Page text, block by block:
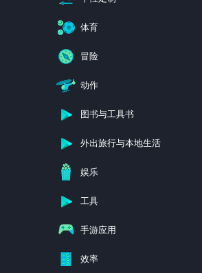
体育
冒险
动作
图书与工具书
外出旅行与本地生活
娱乐
工具
手游应用
效率